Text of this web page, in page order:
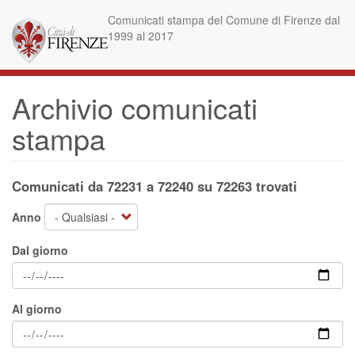
contenuto
principale
Comunicati stampa del Comune di Firenze dal
1999 al 2017
Archivio comunicati
stampa
Comunicati da 72231 a 72240 su 72263 trovati
Anno
Dal giorno
Al giorno